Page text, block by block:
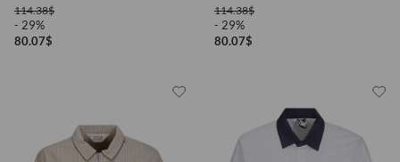
114.38$
- 29%
80.07$
114.38$
- 29%
80.07$